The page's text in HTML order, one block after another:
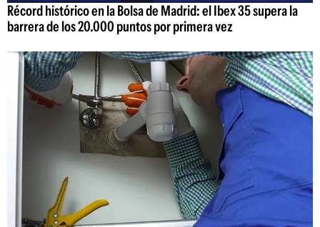
Récord histórico en la Bolsa de Madrid: el Ibex 35 supera la
barrera de los 20.000 puntos por primera vez